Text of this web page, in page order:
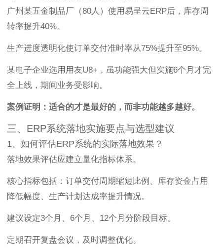
广州某五金制品厂（80人）使用易呈云ERP后，库存周
转率提升40%。
生产进度透明化使订单交付准时率从75%提升至95%。
某电子企业选用用友U8+，虽功能强大但实施6个月才完
全上线，期间业务受影响。
案例证明：适合的才是最好的，而非功能越多越好。
三、ERP系统落地实施要点与选型建议
1、如何评估ERP系统的实际落地效果？
落地效果评估应建立量化指标体系。
核心指标包括：订单交付周期缩短比例、库存资金占用
降低幅度、生产计划达成率提升情况。
建议设定3个月、6个月、12个月分阶段目标。
定期召开复盘会议，及时调整优化。